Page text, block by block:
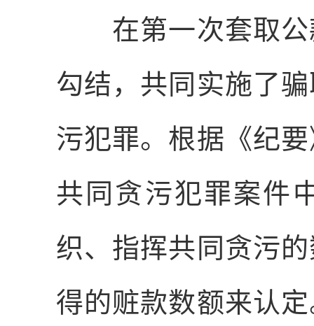
在第一次套取公
勾结，共同实施了
污犯罪。根据《纪
共同贪污犯罪案件
织、指挥共同贪污
得的赃款数额来认